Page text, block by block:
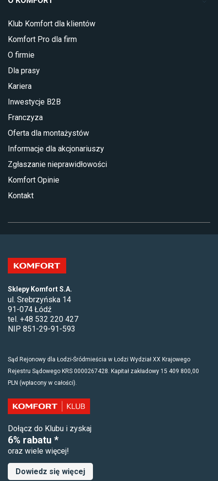
Klub Komfort dla klientów
Komfort Pro dla firm
O firmie
Dla prasy
Kariera
Inwestycje B2B
Franczyza
Oferta dla montażystów
Informacje dla akcjonariuszy
Zgłaszanie nieprawidłowości
Komfort Opinie
Kontakt
Sklepy Komfort S.A.
ul. Srebrzyńska 14
91-074 Łódź
tel. +48 532 220 427
NIP 851-29-91-593
Sąd Rejonowy dla Łodzi-Śródmieścia w Łodzi Wydział XX Krajowego
Rejestru Sądowego KRS 0000267428. Kapitał zakładowy 15 409 800,00
PLN (wpłacony w całości).
Dołącz do Klubu i zyskaj
6% rabatu *
oraz wiele więcej!
Dowiedz się więcej